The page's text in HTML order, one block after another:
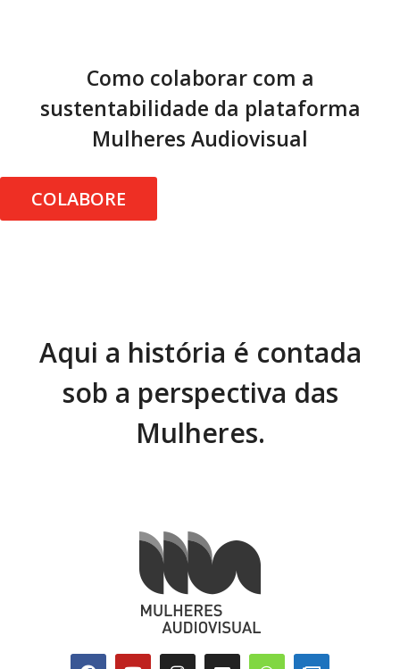
Como colaborar com a
sustentabilidade da plataforma
Mulheres Audiovisual
COLABORE
Aqui a história é contada
sob a perspectiva das
Mulheres.